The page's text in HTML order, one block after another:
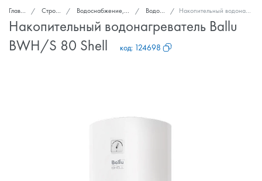
Главная Стройка и ремонт Водоснабжение, канализация, вентиляция Водонагреватели Накопительный водонагреватель Ballu BWH/S 80 Shell
Накопительный водонагреватель Ballu
BWH/S 80 Shell
код: 124698